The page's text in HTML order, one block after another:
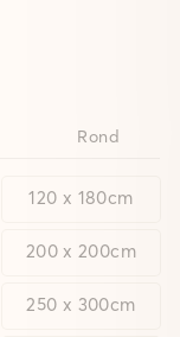
Rond
120 x 180cm
200 x 200cm
250 x 300cm